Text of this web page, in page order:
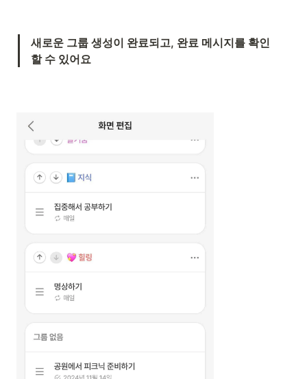
새로운 그룹 생성이 완료되고, 완료 메시지를 확인
할 수 있어요